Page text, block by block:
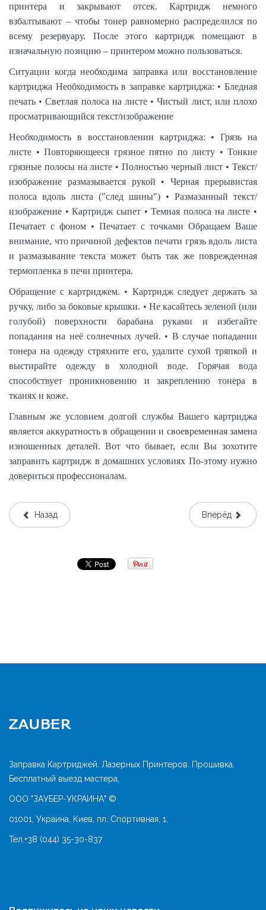
принтера и закрывают отсек. Картридж немного
взбалтывают – чтобы тонер равномерно распределился по
всему резервуару. После этого картридж помещают в
изначальную позицию – принтером можно пользоваться.
Ситуации когда необходима заправка или восстановление
картриджа Необходимость в заправке картриджа: • Бледная
печать • Светлая полоса на листе • Чистый лист, или плохо
просматривающийся текст/изображение
Необходимость в восстановлении картриджа: • Грязь на
листе • Повторяющееся грязное пятно по листу • Тонкие
грязные полосы на листе • Полностью черный лист • Текст/
изображение размазывается рукой • Черная прерывистая
полоса вдоль листа ("след шины") • Размазанный текст/
изображение • Картридж сыпет • Темная полоса на листе •
Печатает с фоном • Печатает с точками Обращаем Ваше
внимание, что причиной дефектов печати грязь вдоль листа
и размазывание текста может быть так же поврежденная
термопленка в печи принтера.
Обращение с картриджем. • Картридж следует держать за
ручку, либо за боковые крышки. • Не касайтесь зеленой (или
голубой) поверхности барабана руками и избегайте
попадания на неё солнечных лучей. • В случае попадании
тонера на одежду стряхните его, удалите сухой тряпкой и
выстирайте одежду в холодной воде. Горячая вода
способствует проникновению и закреплению тонера в
тканях и коже.
Главным же условием долгой службы Вашего картриджа
является аккуратность в обращении и своевременная замена
изношенных деталей. Вот что бывает, если Вы зохотите
заправить картридж в домашних условиях По-этому нужно
довериться профессионалам.
Назад Вперёд
Заправка Картриджей. Лазерных Принтеров. Прошивка.
Бесплатный выезд мастера,
ООО "ЗАУБЕР-УКРАИНА" ©
01001, Украина, Киев, пл. Спортивная, 1.
Тел. +38 (044) 35-30-837